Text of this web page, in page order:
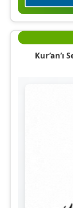
Kur’an’ı